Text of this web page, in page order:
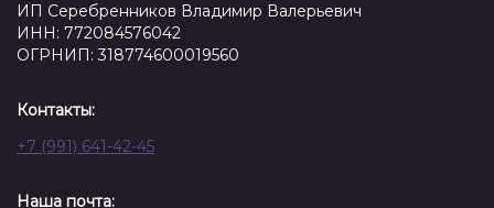
ИП Серебренников Владимир Валерьевич
ИНН: 772084576042
ОГРНИП: 318774600019560
Контакты:
+7 (991) 641-42-45
Наша почта: